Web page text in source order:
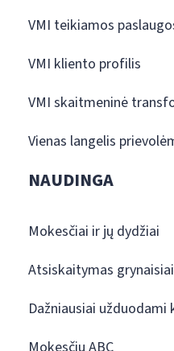
VMI teikiamos
VMI kliento profilis
VMI skaitmeninė
Vienas langelis
NAUDINGA
Mokesčiai ir jų dydžiai
Atsiskaitymas
Dažniausiai užduodami